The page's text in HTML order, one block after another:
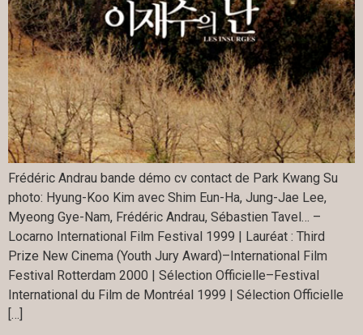
Frédéric Andrau bande démo cv contact de Park Kwang Su
photo: Hyung-Koo Kim avec Shim Eun-Ha, Jung-Jae Lee,
Myeong Gye-Nam, Frédéric Andrau, Sébastien Tavel… –
Locarno International Film Festival 1999 | Lauréat : Third
Prize New Cinema (Youth Jury Award)–International Film
Festival Rotterdam 2000 | Sélection Officielle–Festival
International du Film de Montréal 1999 | Sélection Officielle
[…]